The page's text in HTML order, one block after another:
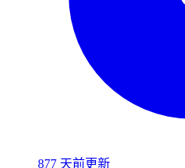
877 天前更新